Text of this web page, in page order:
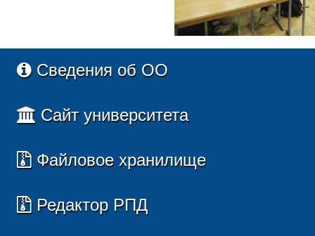
Сведения об ОО
Сайт университета
Файловое хранилище
Редактор РПД